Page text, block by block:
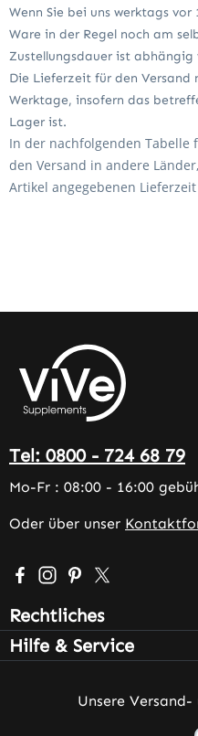
Wenn Sie bei uns werktags
Ware in der Regel noch am
Zustellungsdauer ist abhängig
Die Lieferzeit für den Versand
Werktage, insofern das
Lager ist.
In der nachfolgenden Tabelle
den Versand in andere
Artikel angegebenen
Tel: 0800 - 724 68 79
Mo-Fr : 08:00 - 16:00
Oder über unser
Besuche uns auf
Schau auf Instagram
Lass dich auf
Folge uns auf
Rechtliches
Hilfe & Service
Unsere